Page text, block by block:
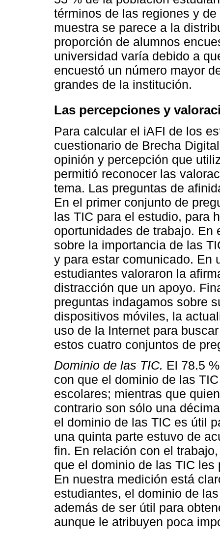
términos de las regiones y
muestra se parece a la
proporción de alumnos
universidad varía debido a
encuestó un número mayor
grandes de la institución.
Las percepciones y
Para calcular el iAFI de los
cuestionario de Brecha
opinión y percepción que
permitió reconocer las
tema. Las preguntas de
En el primer conjunto de
las TIC para el estudio, para
oportunidades de trabajo.
sobre la importancia de las
y para estar comunicado. En
estudiantes valoraron la
distracción que un apoyo.
preguntas indagamos sobre
dispositivos móviles, la
uso de la Internet para
estos cuatro conjuntos de
Dominio de las TIC. El 78.5
con que el dominio de las
escolares; mientras que
contrario son sólo una
el dominio de las TIC es útil
una quinta parte estuvo de
fin. En relación con el
que el dominio de las TIC
En nuestra medición está
estudiantes, el dominio de
además de ser útil para
aunque le atribuyen poca